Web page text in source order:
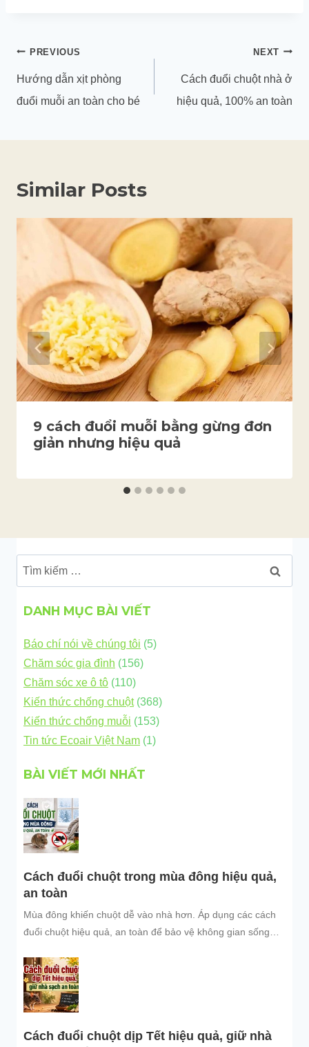
Điều
hướng
bài
PREVIOUS
Hướng dẫn xịt phòng
đuổi muỗi an toàn cho bé
NEXT
Cách đuổi chuột nhà ở
hiệu quả, 100% an toàn
Similar Posts
9 cách đuổi muỗi bằng gừng đơn
giản nhưng hiệu quả
Tìm
kiếm
cho:
DANH MỤC BÀI VIẾT
Báo chí nói về chúng tôi (5)
Chăm sóc gia đình (156)
Chăm sóc xe ô tô (110)
Kiến thức chống chuột(368)
Kiến thức chống muỗi (153)
Tin tức Ecoair Việt Nam (1)
BÀI VIẾT MỚI NHẤT
Cách đuổi chuột trong mùa đông hiệu quả,
an toàn
Mùa đông khiến chuột dễ vào nhà hơn. Áp dụng các cách
đuổi chuột hiệu quả, an toàn để bảo vệ không gian sống
Cách đuổi chuột dịp Tết hiệu quả, giữ nhà